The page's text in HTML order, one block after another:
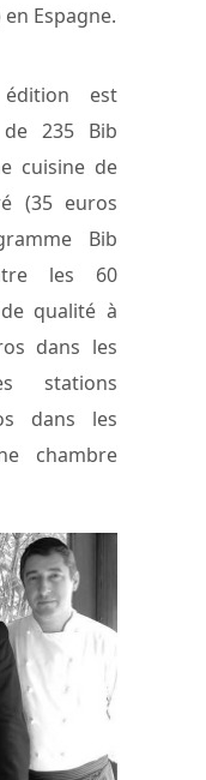
Espagne.
est
235 Bib
cuisine de
(35 euros
Bib
les 60
qualité à
dans les
stations
dans les
chambre